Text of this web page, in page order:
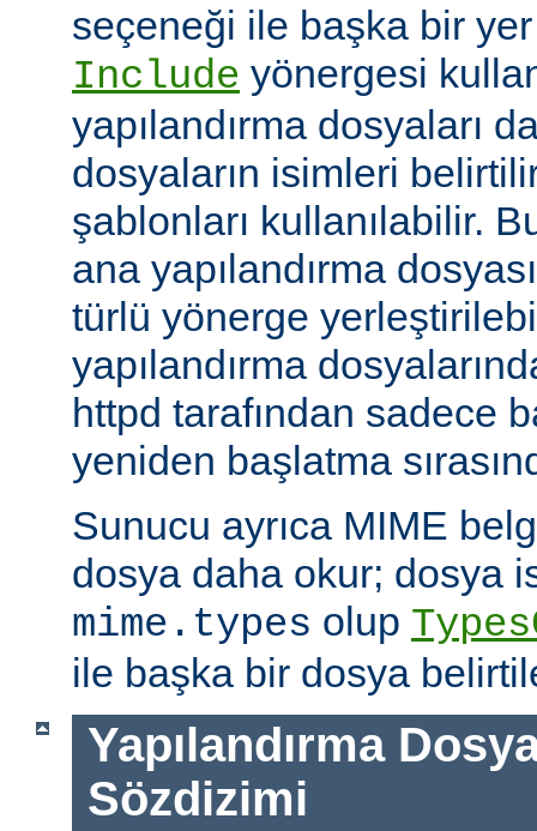
seçeneği ile başka bir
Include yönergesi
yapılandırma dosyaları
dosyaların isimleri
şablonları kullanılabilir.
ana yapılandırma
türlü yönerge
yapılandırma
httpd tarafından sadece
yeniden başlatma
Sunucu ayrıca MIME
dosya daha okur; dosya
mime.types olup
ile başka bir dosya
Yapılandırma
Sözdizimi